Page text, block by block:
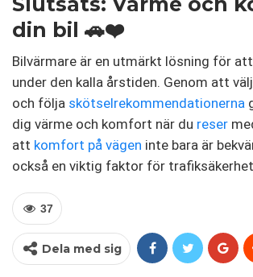
din bil 🚗❤️
Bilvärmare är en utmärkt lösning för
under den kalla årstiden. Genom att
och följa skötselrekommendationerna
dig värme och komfort när du reser
att komfort på vägen inte bara är
också en viktig faktor för
37
Dela med sig